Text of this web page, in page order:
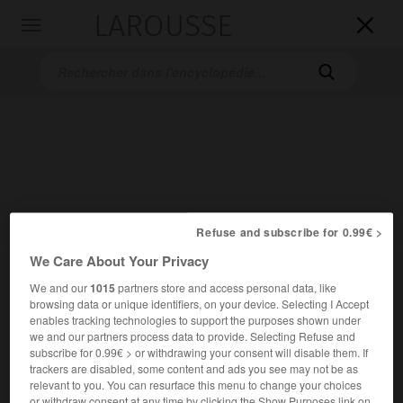


Encyclopédie [medical]>gammaglobuline
gammaglobuline
Cet article est extrait de l'ouvrage « Larousse Médical ».
Protéine du plasma sanguin appartenant à la famille des
immunoglobulines (anticorps), analysée et dosée en
Refuse and subscribe for 0.99€ >
We Care About Your Privacy
We and our1015partners store and access personal data, like
browsing data or unique identifiers, on your device. Selecting I Accept
enables tracking technologies to support the purposes shown under
we and our partners process data to provide. Selecting Refuse and
subscribe for 0.99€ > or withdrawing your consent will disable them. If
trackers are disabled, some content and ads you see may not be as
relevant to you. You can resurface this menu to change your choices